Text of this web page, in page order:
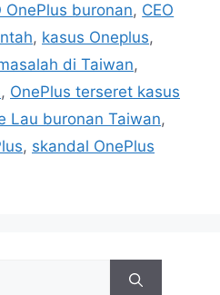
OnePlus buronan, CEO
, kasus Oneplus,
di Taiwan,
, OnePlus terseret kasus
Lau buronan Taiwan,
, skandal OnePlus